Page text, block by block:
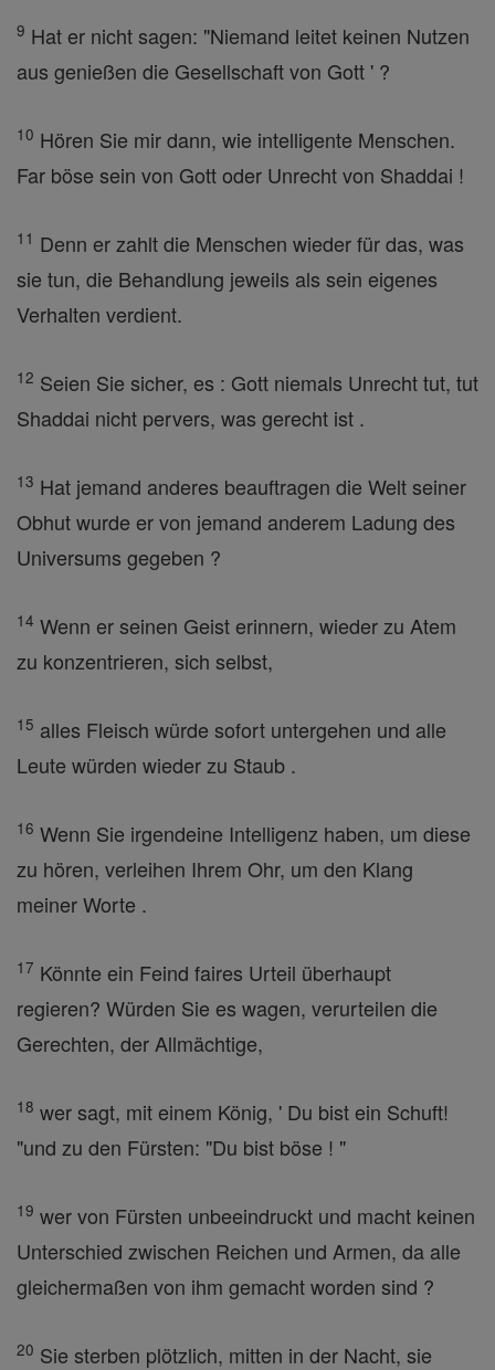
9 Hat er nicht sagen: "Niemand leitet keinen Nutzen
aus genießen die Gesellschaft von Gott ' ?
10 Hören Sie mir dann, wie intelligente Menschen.
Far böse sein von Gott oder Unrecht von Shaddai !
11 Denn er zahlt die Menschen wieder für das, was
sie tun, die Behandlung jeweils als sein eigenes
Verhalten verdient.
12 Seien Sie sicher, es : Gott niemals Unrecht tut, tut
Shaddai nicht pervers, was gerecht ist .
13 Hat jemand anderes beauftragen die Welt seiner
Obhut wurde er von jemand anderem Ladung des
Universums gegeben ?
14 Wenn er seinen Geist erinnern, wieder zu Atem
zu konzentrieren, sich selbst,
15 alles Fleisch würde sofort untergehen und alle
Leute würden wieder zu Staub .
16 Wenn Sie irgendeine Intelligenz haben, um diese
zu hören, verleihen Ihrem Ohr, um den Klang
meiner Worte .
17 Könnte ein Feind faires Urteil überhaupt
regieren? Würden Sie es wagen, verurteilen die
Gerechten, der Allmächtige,
18 wer sagt, mit einem König, ' Du bist ein Schuft!
"und zu den Fürsten: "Du bist böse ! "
19 wer von Fürsten unbeeindruckt und macht keinen
Unterschied zwischen Reichen und Armen, da alle
gleichermaßen von ihm gemacht worden sind ?
20 Sie sterben plötzlich, mitten in der Nacht, sie